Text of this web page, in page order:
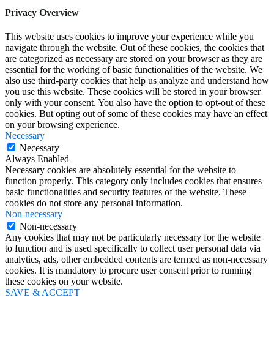
Privacy Overview
This website uses cookies to improve your experience while you
navigate through the website. Out of these cookies, the cookies that
are categorized as necessary are stored on your browser as they are
essential for the working of basic functionalities of the website. We
also use third-party cookies that help us analyze and understand how
you use this website. These cookies will be stored in your browser
only with your consent. You also have the option to opt-out of these
cookies. But opting out of some of these cookies may have an effect
on your browsing experience.
Necessary
Necessary
Always Enabled
Necessary cookies are absolutely essential for the website to
function properly. This category only includes cookies that ensures
basic functionalities and security features of the website. These
cookies do not store any personal information.
Non-necessary
Non-necessary
Any cookies that may not be particularly necessary for the website
to function and is used specifically to collect user personal data via
analytics, ads, other embedded contents are termed as non-necessary
cookies. It is mandatory to procure user consent prior to running
these cookies on your website.
SAVE & ACCEPT